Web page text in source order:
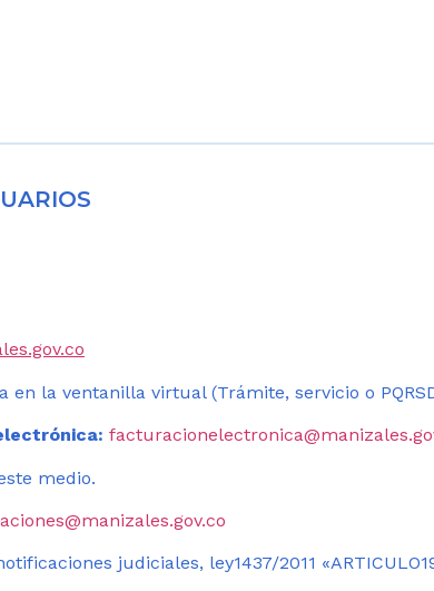
la ventanilla virtual (Trámite, servicio o
medio.
judiciales, ley1437/2011